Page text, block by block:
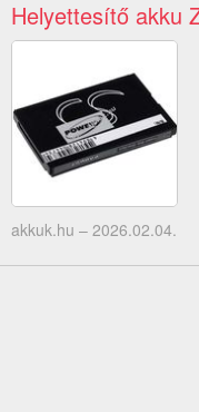
Helyettesítő akku
akkuk.hu – 2026.02.04.